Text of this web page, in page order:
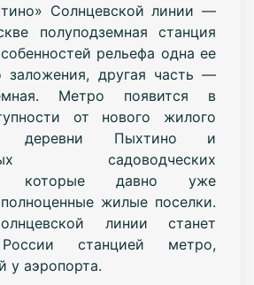
Солнцевской линии —
полуподземная станция
рельефа одна ее
заложения, другая часть —
Метро появится в
от нового жилого
деревни Пыхтино и
садоводческих
которые давно уже
жилые поселки.
линии станет
станцией метро,
у аэропорта.